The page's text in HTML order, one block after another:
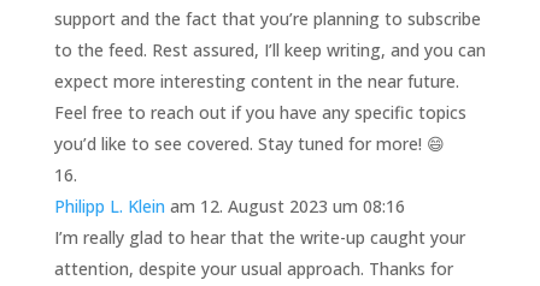
support and the fact that you’re planning to subscribe
to the feed. Rest assured, I’ll keep writing, and you can
expect more interesting content in the near future.
Feel free to reach out if you have any specific topics
you’d like to see covered. Stay tuned for more! 😄
Philipp L. Klein am 12. August 2023 um 08:16
I’m really glad to hear that the write-up caught your
attention, despite your usual approach. Thanks for